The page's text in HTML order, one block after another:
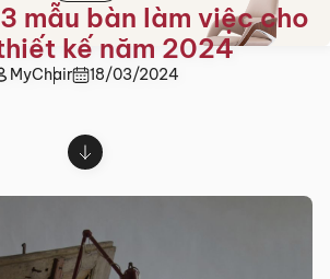
mẫu bàn làm việc cho
kế năm 2024
MyChair 18/03/2024